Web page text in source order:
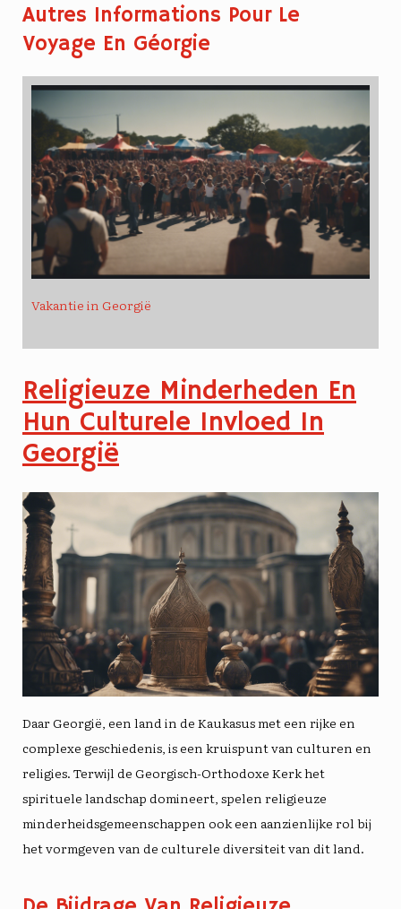
Autres Informations Pour Le
Voyage En Géorgie
Vakantie in Georgië
Religieuze Minderheden En
Hun Culturele Invloed In
Georgië
DaarGeorgië , een land in de Kaukasus met een rijke en
complexe geschiedenis, is een kruispunt van culturen en
religies. Terwijl de Georgisch-Orthodoxe Kerk het
spirituele landschap domineert, spelen religieuze
minderheidsgemeenschappen ook een aanzienlijke rol bij
het vormgeven van de culturele diversiteit van dit land.